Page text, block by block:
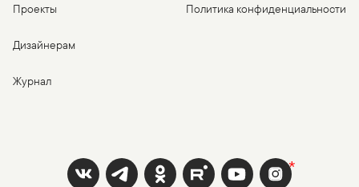
Проекты
Дизайнерам
Журнал
Политика конфиденциальности